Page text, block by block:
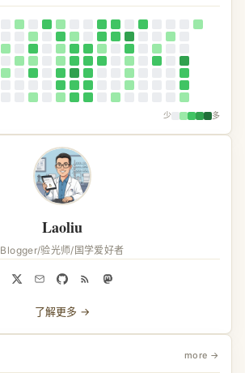
少 多
Laoliu
Blogger/验光师/国学爱好者
了解更多 →
more →